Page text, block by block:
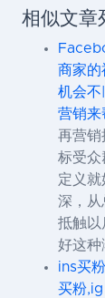
相似文章
商家
机会不
营销来
再营销
标受众
定义就
深，从
抵触以
好这种
ins买
买粉